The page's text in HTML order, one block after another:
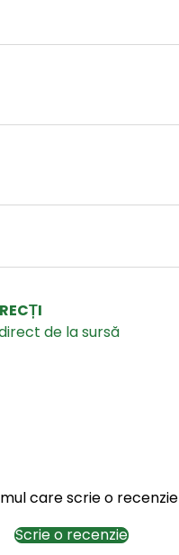
de la sursă
care scrie o recenzie
Scrie o recenzie